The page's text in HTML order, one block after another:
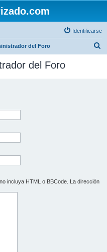
Identificarse
del Foro
del Foro
incluya HTML o BBCode. La dirección